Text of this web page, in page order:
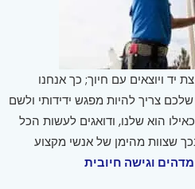
יד ויוצאים עם חיוך; כך אנחנו
צריך להיות מפגש ידידותי ולשם
הוא שלנו, ודואגים לעשות הכל
שצוות מהימן של אנשי מקצוע
וגישה חיובית